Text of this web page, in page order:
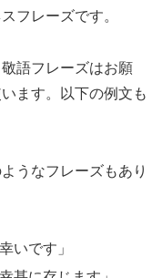
フレーズです。
語フレーズはお願
ます。以下の例文も
うなフレーズもあり
いです」